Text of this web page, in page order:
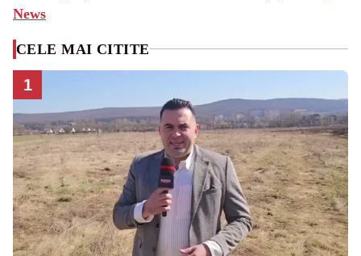
News
CELE MAI CITITE
1